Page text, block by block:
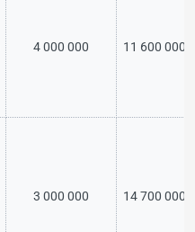
4 000 000 11 600 000
3 000 000 14 700 000